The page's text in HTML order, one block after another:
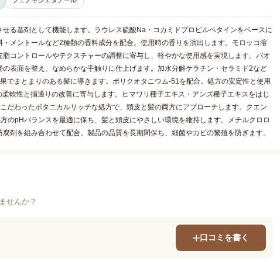
る基剤として機能します。ラウレス硫酸Na・コカミドプロピルベタインをベースに
メントールなど2種類の香料成分を配合。使用時の香りを演出します。モロッコ溶
コントロールやテクスチャーの調整に寄与し、軽やかな使用感を実現します。バオ
表面を整え、なめらかな手触りに仕上げます。加水分解ケラチン・セラミド2など
でまとまりのある髪に導きます。ポリクオタニウム-51を配合。処方の安定性と使用
軟性と指通りの改善に寄与します。ヒマワリ種子エキス・アンズ種子エキスをはじ
だわったボタニカルリッチな処方で、頭皮と髪の両方にアプローチします。クエン
のpHバランスを最適に保ち、髪と頭皮にやさしい環境を維持します。メチルクロロ
剤を組み合わせて配合。製品の品質を長期間保ち、細菌やカビの繁殖を防ぎます。
せんか？
口コミを書く